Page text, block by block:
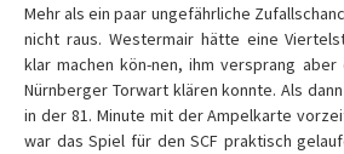
Mehr als ein paar ungefährliche
nicht raus. Westermair hätte eine
klar machen kön-nen, ihm versprang
Nürnberger Torwart klären konnte. Als
in der 81. Minute mit der Ampelkarte
war das Spiel für den SCF praktisch